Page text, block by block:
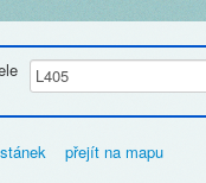
přejít na mapu